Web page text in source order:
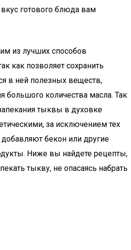
готового блюда вам
из лучших способов
как позволяет сохранить
в ней полезных веществ,
большого количества масла. Так
тыквы в духовке
за исключением тех
бекон или другие
Ниже вы найдете рецепты,
тыкву, не опасаясь набрать